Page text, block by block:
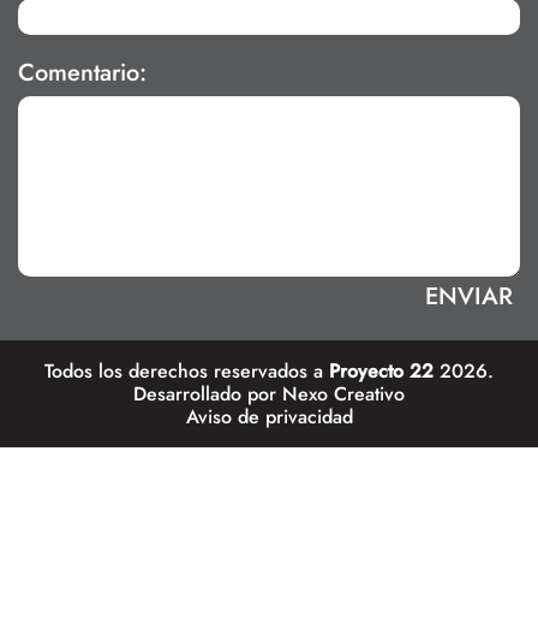
Comentario:
Todos los derechos reservados a Proyecto 22 2026.
Desarrollado por Nexo Creativo
Aviso de privacidad